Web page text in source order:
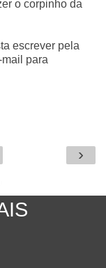
o corpinho da
escrever pela
para
›